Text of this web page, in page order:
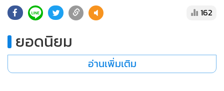
162
ยอดนิยม
อ่านเพิ่มเติม